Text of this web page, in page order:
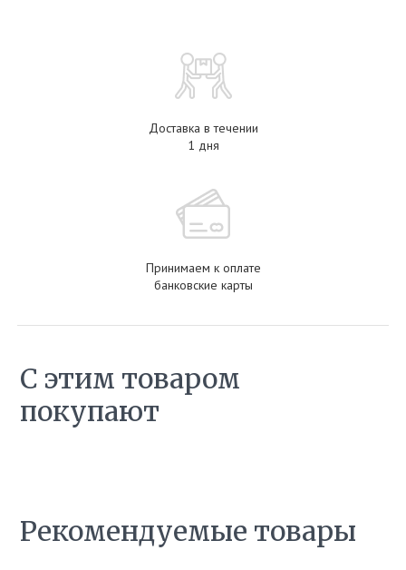
Доставка в течении
1 дня
Принимаем к оплате
банковские карты
С этим товаром
покупают
Рекомендуемые товары